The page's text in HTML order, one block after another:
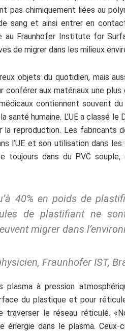
pas chimiquement liées au
sang et ainsi entrer en
au Fraunhofer Institute for
de migrer dans les milieux
objets du quotidien, mais
conférer aux matériaux une
contiennent souvent
humaine. L’UE a classé le
reproduction. Les fabricants
l’UE et son utilisation dans
toujours dans du PVC
40% en poids de
de plastifiant ne
migrer dans
Fraunhofer IST,
à pression
du plastique et pour
le réseau réticulé.
dans le plasma. Ceux-